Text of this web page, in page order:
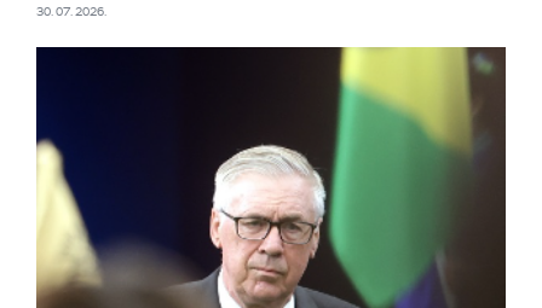
30. 07. 2026.